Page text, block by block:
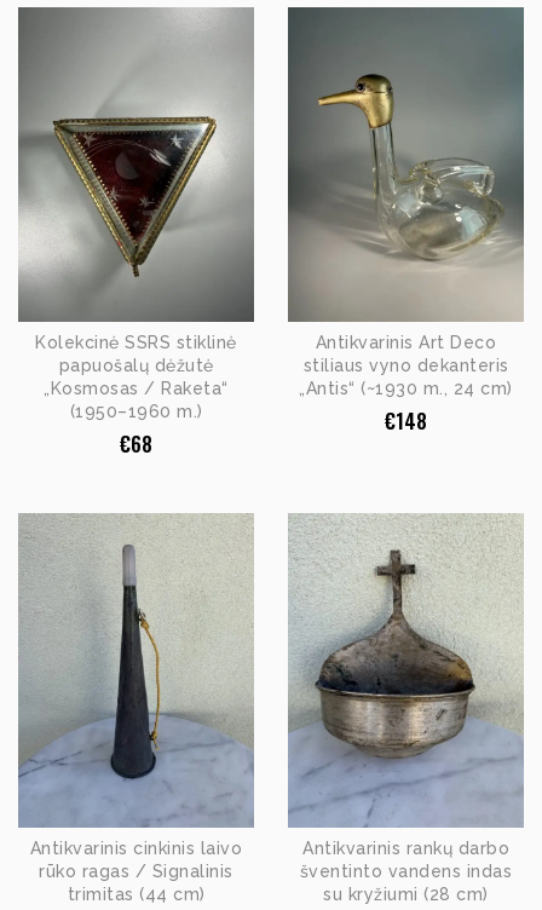
Kolekcinė SSRS stiklinė
papuošalų dėžutė
„Kosmosas / Raketa“
(1950–1960 m.)
€68
Antikvarinis Art Deco
stiliaus vyno dekanteris
„Antis“ (~1930 m., 24 cm)
€148
Antikvarinis cinkinis laivo
rūko ragas / Signalinis
trimitas (44 cm)
Antikvarinis rankų darbo
šventinto vandens indas
su kryžiumi (28 cm)